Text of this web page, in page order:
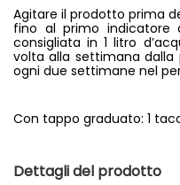
Agitare il prodotto prima
fino al primo indicatore
consigliata in 1 litro
volta alla settimana dalla
ogni due settimane nel
Con tappo graduato: 1
Dettagli del prodotto